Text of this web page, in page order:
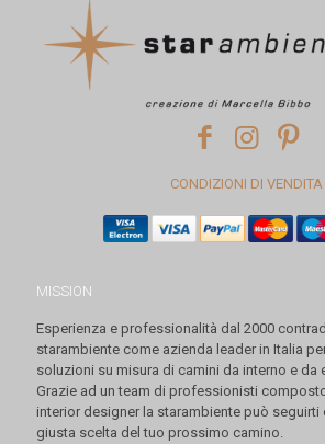
CONDIZIONI DI VENDITA
MISSION
Esperienza e professionalità dal 2000
starambiente come azienda leader in Italia
soluzioni su misura di camini da interno e da
Grazie ad un team di professionisti
interior designer la starambiente può seguirti
giusta scelta del tuo prossimo camino.